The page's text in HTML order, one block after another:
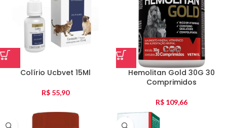
Colírio Ucbvet 15Ml
R$ 55,90
Hemolitan Gold 30G 30
Comprimidos
R$ 109,66